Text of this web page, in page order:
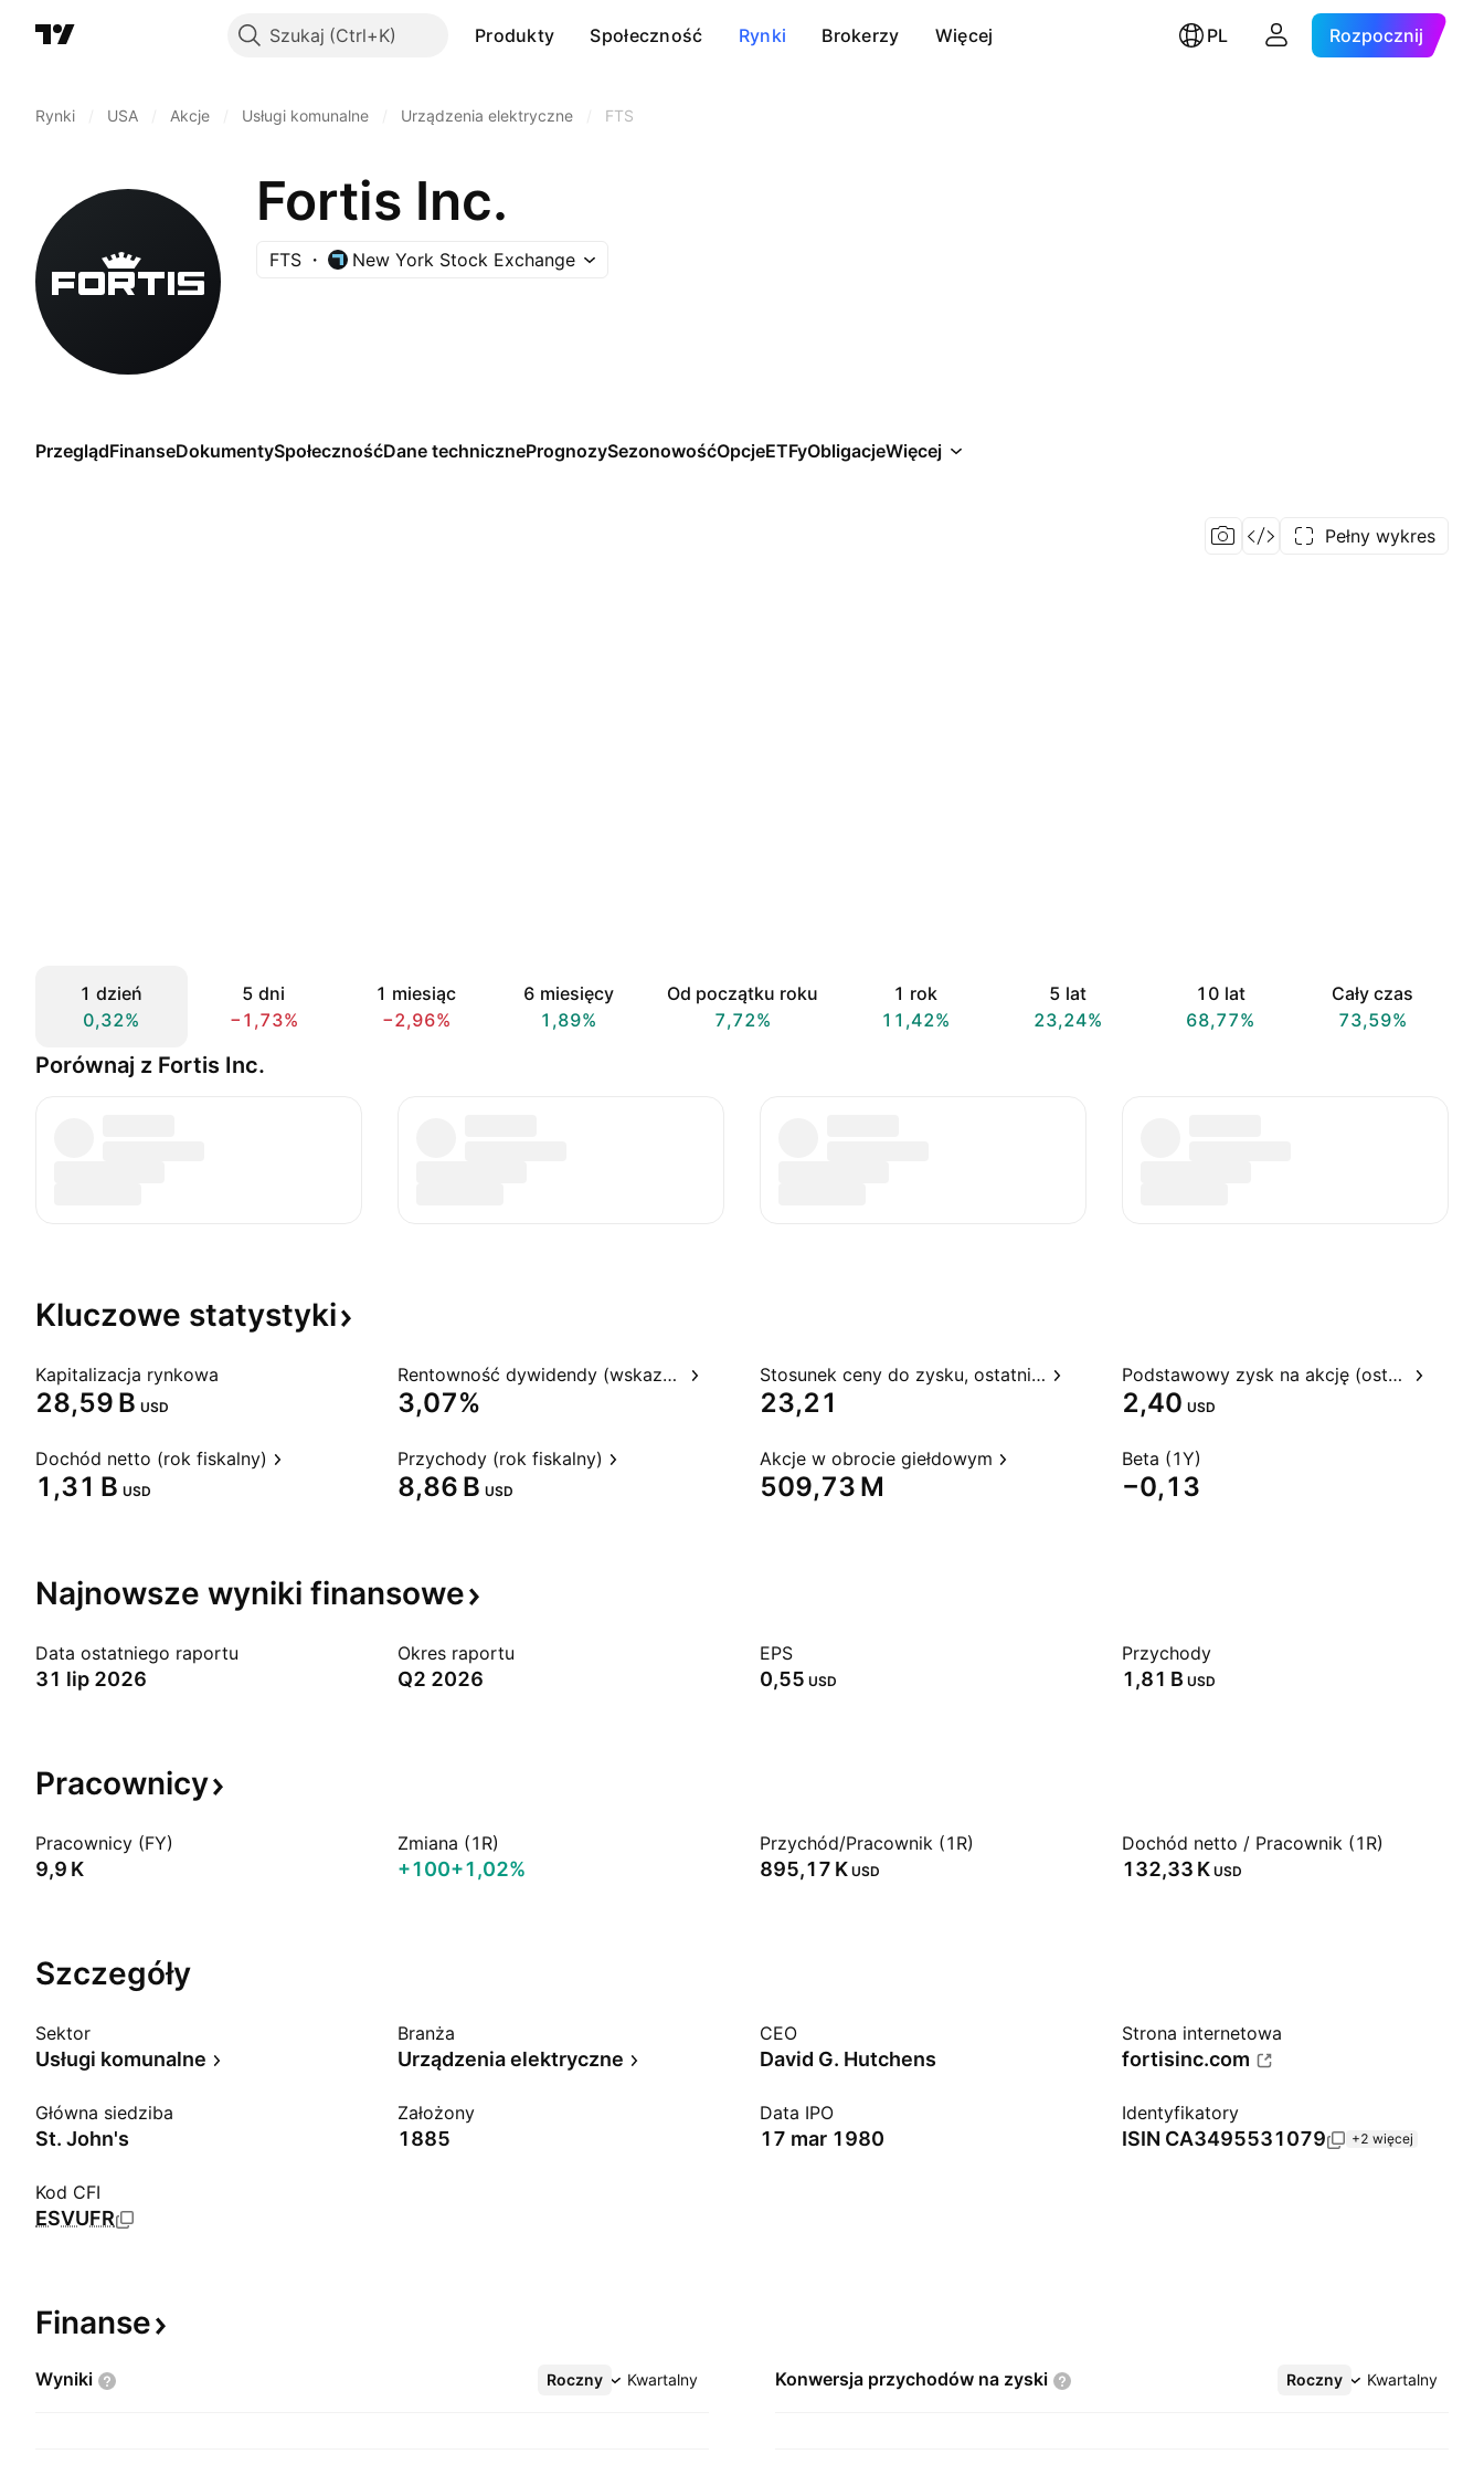
Szukaj Produkty Społeczność Rynki Brokerzy Więcej PL Rozpocznij
Rynki USA Akcje Usługi komunalne Urządzenia elektryczne FTS
Fortis Inc.
FTS New York Stock Exchange
PrzeglądFinanseDokumentySpołecznośćDane technicznePrognozySezonowośćOpcjeETFyObligacjeWięcej
Pełny wykres
1 dzień
0,32%
5 dni
−1,73%
1 miesiąc
−2,96%
6 miesięcy
1,89%
Od początku roku
7,72%
1 rok
11,42%
5 lat
23,24%
10 lat
68,77%
Cały czas
73,59%
Porównaj z Fortis Inc.
Kluczowe statystyki
Kapitalizacja rynkowa
‪28,59 B‬ USD
Rentowność dywidendy (wskazywana)
3,07%
Stosunek ceny do zysku, ostatnie 12 miesięcy
23,21
Podstawowy zysk na akcję (ostatnie 12 miesięcy)
2,40 USD
Dochód netto (rok fiskalny)
‪1,31 B‬ USD
Przychody (rok fiskalny)
‪8,86 B‬ USD
Akcje w obrocie giełdowym
‪509,73 M‬
Beta (1Y)
−0,13
Najnowsze wyniki finansowe
Data ostatniego raportu
31 lip 2026
Okres raportu
Q2 2026
EPS
0,55 USD
Przychody
‪1,81 B‬ USD
Pracownicy
Pracownicy (FY)
‪9,9 K‬
Zmiana (1R)
+100+1,02%
Przychód/Pracownik (1R)
‪895,17 K‬ USD
Dochód netto / Pracownik (1R)
‪132,33 K‬ USD
Szczegóły
Sektor
Usługi komunalne
Branża
Urządzenia elektryczne
CEO
David G. Hutchens
Strona internetowa
fortisinc.com
Główna siedziba
St. John's
Założony
1885
Data IPO
17 mar 1980
Identyfikatory
ISIN CA3495531079 +2 więcej
Kod CFI
ESVUFR
Finanse
Wyniki Roczny Kwartalny
Więcej Konwersja przychodów na zyski Roczny Kwartalny
Więcej